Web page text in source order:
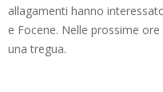
allagamenti hanno
e Focene. Nelle prossime
una tregua.